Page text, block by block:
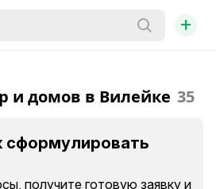
+
и домов в Вилейке 35
сформулировать
получите готовую заявку и